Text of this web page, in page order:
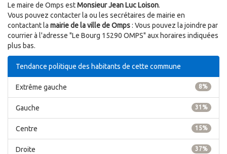
Le maire de Omps estMonsieur Jean Luc Loison.
Vous pouvez contacter la ou les secrétaires de mairie en
contactant la mairie de la ville de Omps: Vous pouvez la joindre par
courrier à l'adresse "Le Bourg 15290 OMPS" aux horaires indiquées
plus bas.
Tendance politique des habitants de cette commune
8%
Extrême gauche
31%
Gauche
15%
Centre
37%
Droite